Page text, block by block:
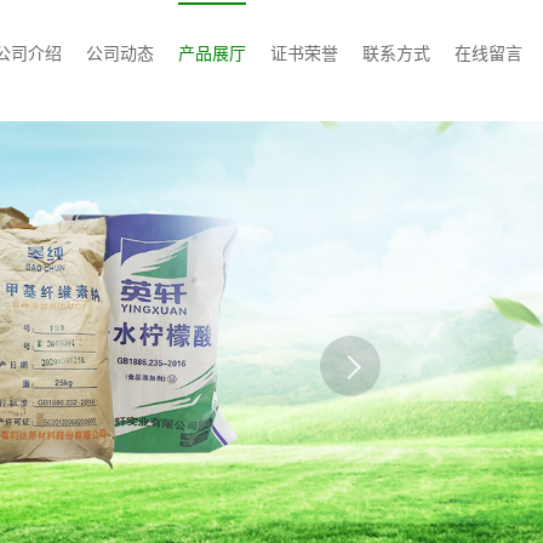
司介绍 公司动态 产品展厅 证书荣誉 联系方式 在线留言